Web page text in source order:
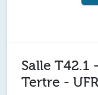
Salle T42.1
Tertre -